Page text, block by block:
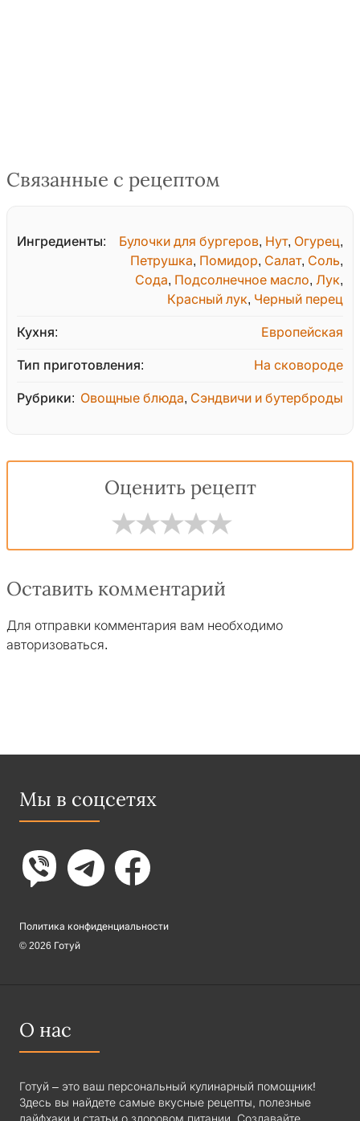
Связанные с рецептом
Ингредиенты: Булочки для бургеров, Нут, Огурец,
Петрушка, Помидор, Салат, Соль,
Сода, Подсолнечное масло, Лук,
Красный лук, Черный перец
Кухня: Европейская
Тип приготовления: На сковороде
Рубрики: Овощные блюда, Сэндвичи и бутерброды
Оценить рецепт
Оставить комментарий
Для отправки комментария вам необходимо
авторизоваться.
Мы в соцсетях
Политика конфиденциальности
© 2026 Готуй
О нас
Готуй – это ваш персональный кулинарный помощник!
Здесь вы найдете самые вкусные рецепты, полезные